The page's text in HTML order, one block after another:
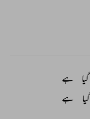
گیا
ہے
گیا ہے